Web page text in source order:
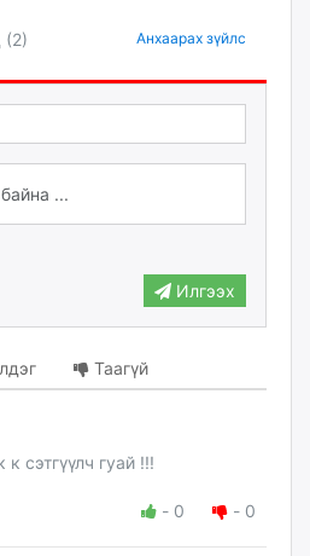
(2) Анхаарах зүйлс
Илгээх
Таагүй
сэтгүүлч гуай !!!
- 0 - 0